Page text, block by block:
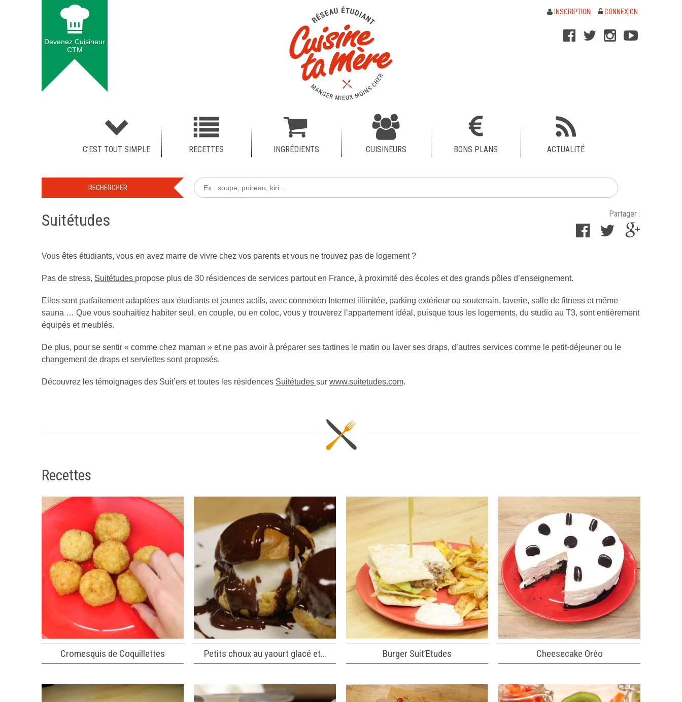
Devenez Cuisineur
CTM
INSCRIPTION CONNEXION
C’EST TOUT SIMPLE RECETTES INGRÉDIENTS CUISINEURS BONS PLANS ACTUALITÉ
Suitétudes Partager :
Publié
26
2016
par
Cuisine
Mère
Vous êtes étudiants, vous en avez marre de vivre chez vos parents et vous ne trouvez pas de logement ?
Pas de stress, Suitétudes propose plus de 30 résidences de services partout en France, à proximité des écoles et des grands pôles d’enseignement.
Elles sont parfaitement adaptées aux étudiants et jeunes actifs, avec connexion Internet illimitée, parking extérieur ou souterrain, laverie, salle de fitness et même
sauna … Que vous souhaitiez habiter seul, en couple, ou en coloc, vous y trouverez l’appartement idéal, puisque tous les logements, du studio au T3, sont entièrement
équipés et meublés.
De plus, pour se sentir « comme chez maman » et ne pas avoir à préparer ses tartines le matin ou laver ses draps, d’autres services comme le petit-déjeuner ou le
changement de draps et serviettes sont proposés.
Découvrez les témoignages des Suit’ers et toutes les résidences Suitétudes sur www.suitetudes.com.
Recettes
Cromesquis de Coquillettes Petits choux au yaourt glacé et… Burger Suit’Etudes Cheesecake Oréo